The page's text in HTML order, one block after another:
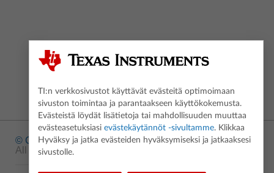
© Copyright1995-2026 Texas Instruments Incorporated.
All rights reserved.
TI:n verkkosivustot käyttävät evästeitä optimoimaan
sivuston toimintaa ja parantaakseen käyttökokemusta.
Evästeistä löydät lisätietoja tai mahdollisuuden muuttaa
evästeasetuksiasi evästekäytännöt -sivultamme. Klikkaa
Hyväksy ja jatka evästeiden hyväksymiseksi ja jatkaaksesi
sivustolle.